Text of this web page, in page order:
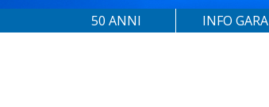
50 ANNI INFO GARA